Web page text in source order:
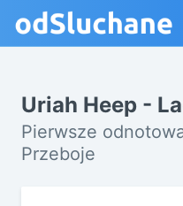
Uriah Heep -
Pierwsze
Przeboje